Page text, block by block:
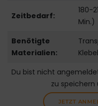
Zeitbedarf:
180-
Min.)
Benötigte
Materialien:
Du bist nicht
zu speichern
JETZT